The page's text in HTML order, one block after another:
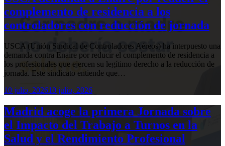
complemento de residencia a los
controladores con reducción de jornada
USCA (Unión Sindical de Controladores Aéreos) ha interpuesto una
demanda contra Enaire por reducir el complemento de residencia a
los profesionales que ejercen su legítimo derecho a la reducción de
jornada. Este sindicato entiende que…
10 julio, 202610 julio, 2026
Madrid acoge la primera Jornada sobre
el Impacto del Trabajo a Turnos en la
Salud y el Rendimiento Profesional